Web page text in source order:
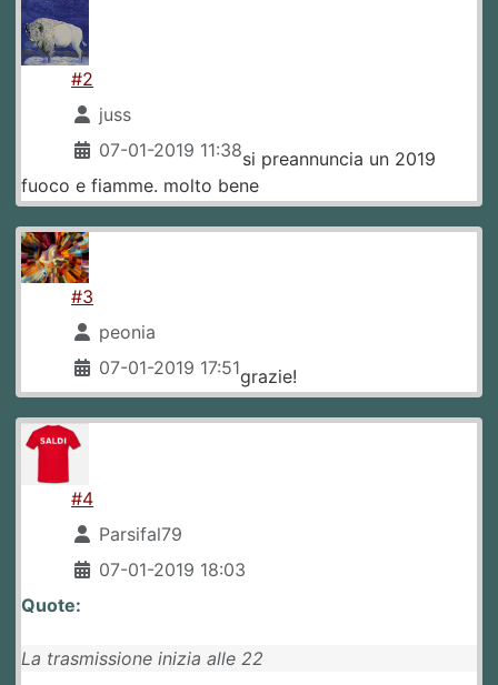
#2
juss
07-01-2019 11:38si preannuncia un 2019
fuoco e fiamme. molto bene
#3
peonia
07-01-2019 17:51grazie!
#4
Parsifal79
07-01-2019 18:03
Quote:
La trasmissione inizia alle 22